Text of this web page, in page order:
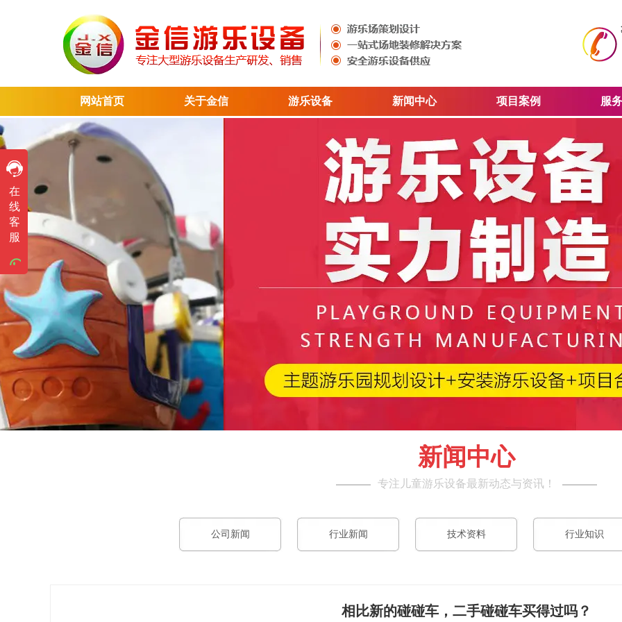
在
线
客
服
售前咨询
售前咨询
工作时间
周一至周六
8:30-17:30
网站首页 关于金信 游乐设备 新闻中心 项目案例 服
新闻中心
专注儿童游乐设备最新动态与资讯！
公司新闻 行业新闻 技术资料 行业知识
相比新的碰碰车，二手碰碰车买得过吗？